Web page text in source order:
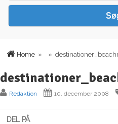
Home » »
Redaktion 10. december 2008
DEL PÅ